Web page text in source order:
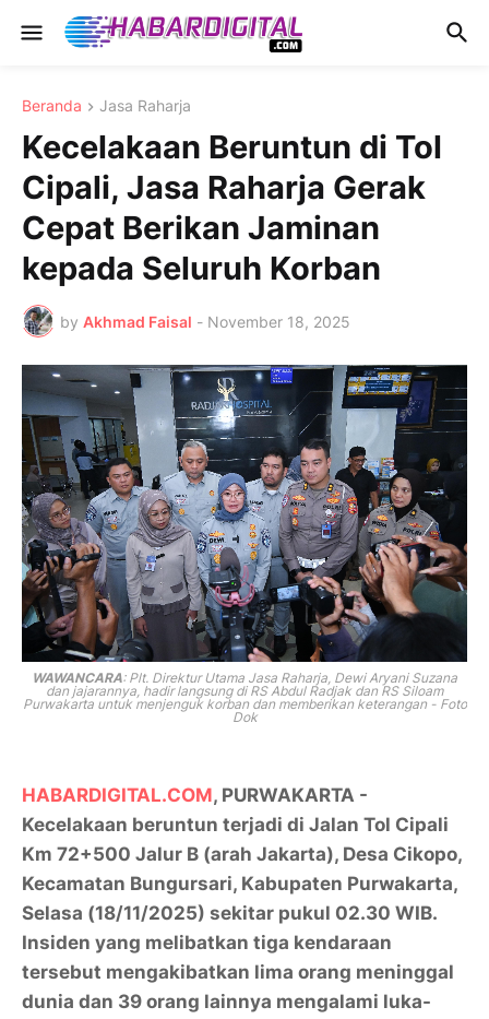
Beranda Jasa Raharja
Kecelakaan Beruntun di Tol
Cipali, Jasa Raharja Gerak
Cepat Berikan Jaminan
kepada Seluruh Korban
by Akhmad Faisal - November 18, 2025
WAWANCARA: Plt. Direktur Utama Jasa Raharja, Dewi Aryani Suzana
dan jajarannya, hadir langsung di RS Abdul Radjak dan RS Siloam
Purwakarta untuk menjenguk korban dan memberikan keterangan - Foto
Dok
HABARDIGITAL.COM, PURWAKARTA -
Kecelakaan beruntun terjadi di Jalan Tol Cipali
Km 72+500 Jalur B (arah Jakarta), Desa Cikopo,
Kecamatan Bungursari, Kabupaten Purwakarta,
Selasa (18/11/2025) sekitar pukul 02.30 WIB.
Insiden yang melibatkan tiga kendaraan
tersebut mengakibatkan lima orang meninggal
dunia dan 39 orang lainnya mengalami luka-